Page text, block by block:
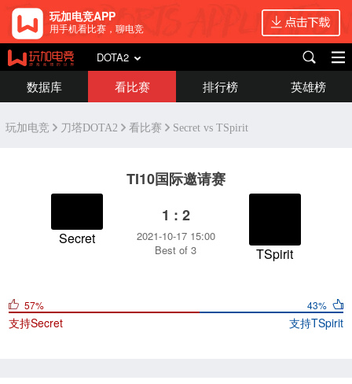
玩加电竞APP
用手机看比赛，聊电竞
DOTA2
数据库 看比赛 排行榜 英雄榜
玩加电竞 刀塔DOTA2 看比赛 Secret vs TSpirit
TI10国际邀请赛
Secret
1 : 2
2021-10-17 15:00
Best of 3
TSpirit
43%
支持TSpirit
57%
支持Secret